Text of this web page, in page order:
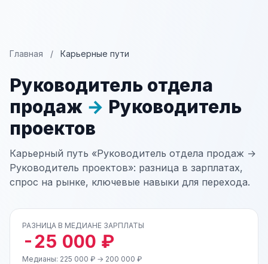
Главная / Карьерные пути
Руководитель отдела
продаж → Руководитель
проектов
Карьерный путь «Руководитель отдела продаж →
Руководитель проектов»: разница в зарплатах,
спрос на рынке, ключевые навыки для перехода.
РАЗНИЦА В МЕДИАНЕ ЗАРПЛАТЫ
-25 000 ₽
Медианы: 225 000 ₽ → 200 000 ₽